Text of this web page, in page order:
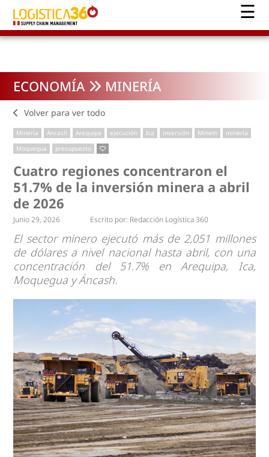
ECONOMÍA MINERÍA
Volver para ver todo
Minería Áncash Arequipa ejecución Ica inversión Minem
minería
Moquegua
presupuesto
Cuatro regiones concentraron el
51.7% de la inversión minera a abril
de 2026
Junio 29, 2026 Escrito por: Redacción Logística 360
El sector minero ejecutó más de 2,051 millones
de dólares a nivel nacional hasta abril, con una
concentración del 51.7% en Arequipa, Ica,
Moquegua y Áncash.